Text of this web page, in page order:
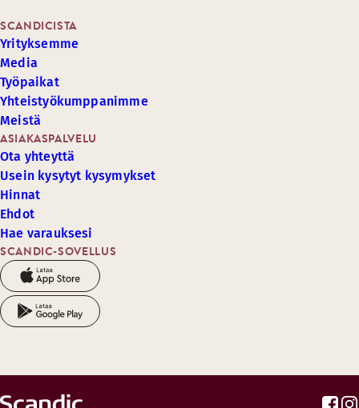
SCANDIC-SOVELLUS
ASIAKASPALVELU
Ota yhteyttä
Usein kysytyt kysymykset
Hinnat
Ehdot
Hae varauksesi
SCANDICISTA
Yrityksemme
Media
Työpaikat
Yhteistyökumppanimme
Meistä